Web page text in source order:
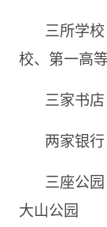
三所学
校、第一高
三家书
两家银
三座公
大山公园